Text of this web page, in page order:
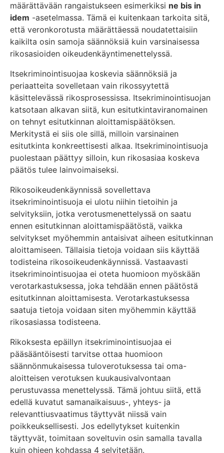
määrättävään rangaistukseen esimerkiksi ne bis in
idem -asetelmassa. Tämä ei kuitenkaan tarkoita sitä,
että veronkorotusta määrättäessä noudatettaisiin
kaikilta osin samoja säännöksiä kuin varsinaisessa
rikosasioiden oikeudenkäyntimenettelyssä.
Itsekriminointisuojaa koskevia säännöksiä ja
periaatteita sovelletaan vain rikossyytettä
käsittelevässä rikosprosessissa. Itsekriminointisuojan
katsotaan alkavan siitä, kun esitutkintaviranomainen
on tehnyt esitutkinnan aloittamispäätöksen.
Merkitystä ei siis ole sillä, milloin varsinainen
esitutkinta konkreettisesti alkaa. Itsekriminointisuoja
puolestaan päättyy silloin, kun rikosasiaa koskeva
päätös tulee lainvoimaiseksi.
Rikosoikeudenkäynnissä sovellettava
itsekriminointisuoja ei ulotu niihin tietoihin ja
selvityksiin, jotka verotusmenettelyssä on saatu
ennen esitutkinnan aloittamispäätöstä, vaikka
selvitykset myöhemmin antaisivat aiheen esitutkinnan
aloittamiseen. Tällaisia tietoja voidaan siis käyttää
todisteina rikosoikeudenkäynnissä. Vastaavasti
itsekriminointisuojaa ei oteta huomioon myöskään
verotarkastuksessa, joka tehdään ennen päätöstä
esitutkinnan aloittamisesta. Verotarkastuksessa
saatuja tietoja voidaan siten myöhemmin käyttää
rikosasiassa todisteena.
Rikoksesta epäillyn itsekriminointisuojaa ei
pääsääntöisesti tarvitse ottaa huomioon
säännönmukaisessa tuloverotuksessa tai oma-
aloitteisen verotuksen kuukausivalvontaan
perustuvassa menettelyssä. Tämä johtuu siitä, että
edellä kuvatut samanaikaisuus-, yhteys- ja
relevanttiusvaatimus täyttyvät niissä vain
poikkeuksellisesti. Jos edellytykset kuitenkin
täyttyvät, toimitaan soveltuvin osin samalla tavalla
kuin ohjeen kohdassa 4 selvitetään.